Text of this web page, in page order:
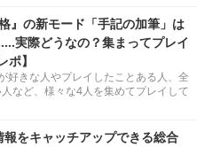
』の新モード「手記の加筆」は
実際どうなの？集まってプレイ
ポ】
好きな人やプレイしたことある人、全
など、様々な4人を集めてプレイして
をキャッチアップできる総合